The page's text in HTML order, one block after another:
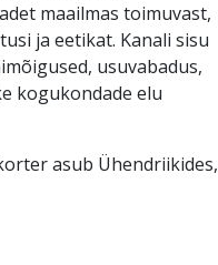
maailmas toimuvast,
ja eetikat. Kanali sisu
usuvabadus,
kogukondade elu
asub Ühendriikides,